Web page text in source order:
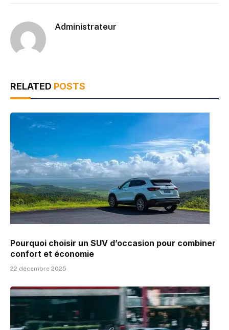
Administrateur
RELATED POSTS
Pourquoi choisir un SUV d’occasion pour combiner
confort et économie
22 décembre 2025